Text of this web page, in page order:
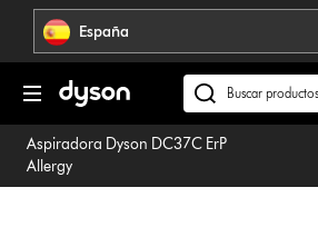
Omitir
navegación España
Buscar
en
dyson.es
Aspiradora Dyson DC37C ErP
Allergy